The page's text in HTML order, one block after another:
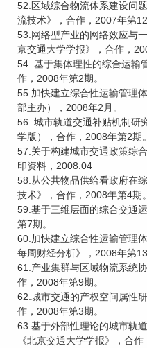
52.区域综合物流体系建设问
流技术》，合作，2007年第12
53.网络型产业的网络效应与
京交通大学学报》，合作，
54. 基于集体理性的综合运输
作，2008年第2期。
55.加快建立综合性运输管理
部主办），2008年2月。
56..城市轨道交通补贴机制研
学版），合作，2008年第2期。
57.关于构建城市交通政策综
印资料，2008.04
58.从公共物品供给看政府在
技术》，合作，2008年第4期。
59.基于三维层面的综合交通
第7期。
60.加快建立综合性运输管理
每周财经分析》，2008年第13
61.产业集群与区域物流系统
作，2008年第9期。
62.城市交通的产权空间属性
作，2008年第3期。
63.基于外部性理论的城市轨
《北京交通大学学报》，合作